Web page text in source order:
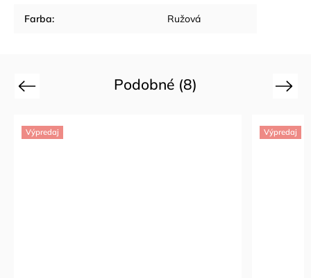
Farba: Ružová
Podobné (8)
Previous
Výpredaj
Next